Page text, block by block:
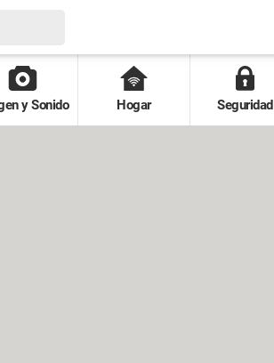
y Sonido Hogar Seguridad